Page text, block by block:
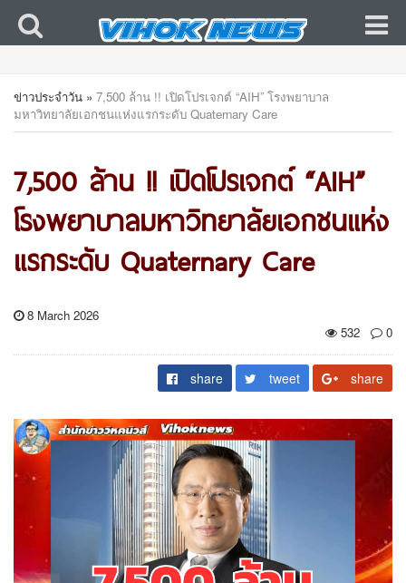
ข่าวประจำวัน » 7,500 ล้าน !! เปิดโปรเจกต์ “AIH” โรงพยาบาล
มหาวิทยาลัยเอกชนแห่งแรกระดับ Quaternary Care
7,500 ล้าน !! เปิดโปรเจกต์ “AIH”
โรงพยาบาลมหาวิทยาลัยเอกชนแห่ง
แรกระดับ Quaternary Care
8 March 2026
532
0
share tweet share